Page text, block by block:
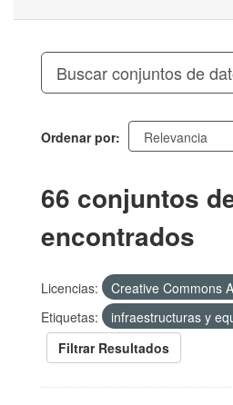
Ordenar por
66 conjuntos
encontrados
Licencias:
Creative Commons
Etiquetas:
infraestructuras y
Filtrar Resultados